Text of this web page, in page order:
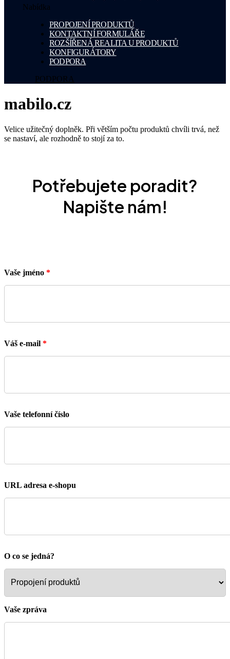
Nabídka
PROPOJENÍ PRODUKTŮ
KONTAKTNÍ FORMULÁŘE
ROZŠÍŘENÁ REALITA U PRODUKTŮ
KONFIGURÁTORY
PODPORA
PODPORA
mabilo.cz
Velice užitečný doplněk. Při větším počtu produktů chvíli trvá, než
se nastaví, ale rozhodně to stojí za to.
Potřebujete poradit?
Napište nám!
Vaše jméno *
Váš e-mail *
Vaše telefonní číslo
URL adresa e-shopu
O co se jedná?
Vaše zpráva